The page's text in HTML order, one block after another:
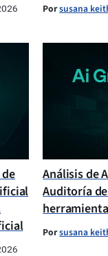
Porsusana
Análisis de
Auditoría
Porsusana